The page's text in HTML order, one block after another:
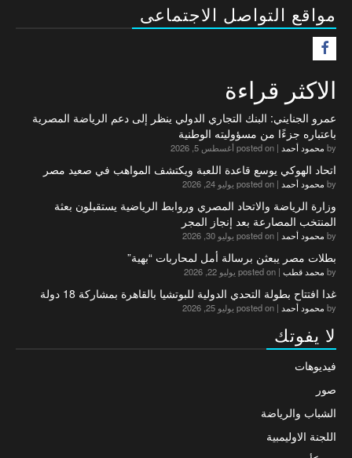
مواقع التواصل الاجتماعى
الاكثر قراءة
عمرو الجنايني: البنك التجاري الدولي ينظر إلى دعم الرياضة المصرية
باعتباره جزءًا من مسؤوليته الوطنية
by محمود أحمد | posted on أغسطس 5, 2026
اتحاد الهوكي يوسع قاعدة اللعبة ويكتشف المواهب في صعيد مصر
by محمود أحمد | posted on يوليو 24, 2026
وزارة الرياضة والاتحاد المصري وروابط الرياضية يستقبلون بعثة
المنتخب المصارعة بعد إنجاز المجر
by محمود أحمد | posted on يوليو 30, 2026
بطلات مصر يبعثن برسالة أمل لمحاربات “بهية”
by محمد قطب | posted on يوليو 22, 2026
غدا افتتاح بطولة التحدي الدولية للبوتشيا بالقاهرة بمشاركة 18 دولة
by محمود أحمد | posted on يوليو 25, 2026
لا يفوتك
فيديوهات
صور
الشباب والرياضة
اللجنة الاوليمبية